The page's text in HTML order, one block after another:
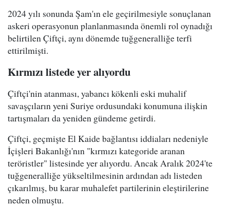
2024 yılı sonunda Şam'ın ele geçirilmesiyle sonuçlanan
askeri operasyonun planlanmasında önemli rol oynadığı
belirtilen Çiftçi, aynı dönemde tuğgeneralliğe terfi
ettirilmişti.
Kırmızı listede yer alıyordu
Çiftçi'nin atanması, yabancı kökenli eski muhalif
savaşçıların yeni Suriye ordusundaki konumuna ilişkin
tartışmaları da yeniden gündeme getirdi.
Çiftçi, geçmişte El Kaide bağlantısı iddiaları nedeniyle
İçişleri Bakanlığı'nın "kırmızı kategoride aranan
teröristler" listesinde yer alıyordu. Ancak Aralık 2024'te
tuğgeneralliğe yükseltilmesinin ardından adı listeden
çıkarılmış, bu karar muhalefet partilerinin eleştirilerine
neden olmuştu.